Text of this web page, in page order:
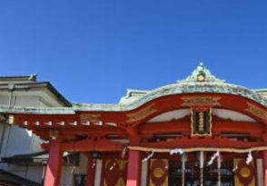
감사의 표시로 헌금을 넣고, 두 번 깊이 절을
니다. 이때, 왼손과 오른손을 약간 위아래로
인트입니다. 손뼉을 쳤을 때의 소리가 더 잘
다시 한 번 깊이 절을. 이것을 이례이박수일
만구 등 많은 신사에서 행해지는 참배 방법
는, 헌금함에 있는 다섯 개의 원형 문양에도
화를 나타내는 문장입니다. 사전이나 다른
문장이 있습니다. 참배할 때 찾아보는 것도